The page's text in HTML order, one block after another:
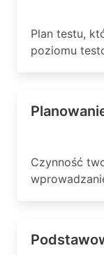
Plan testu,
poziomu
Czynność